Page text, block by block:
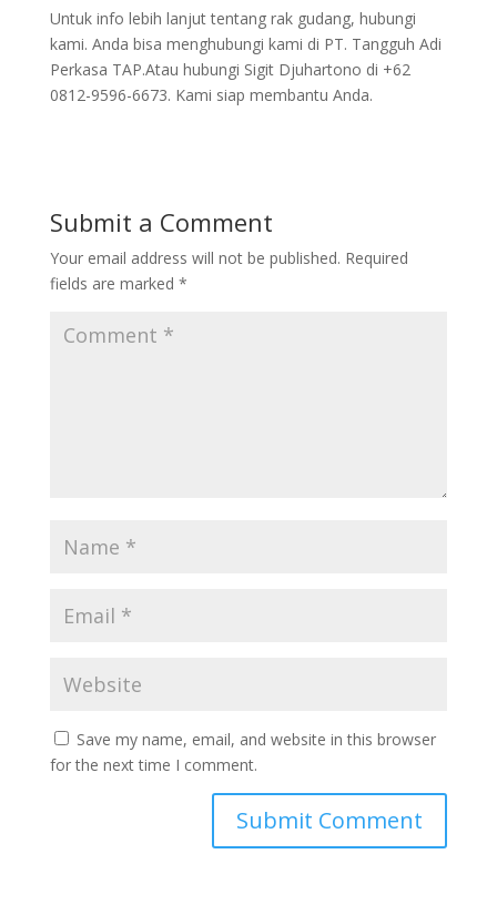
Untuk info lebih lanjut tentang rak gudang, hubungi
kami. Anda bisa menghubungi kami di PT. Tangguh Adi
Perkasa TAP.Atau hubungi Sigit Djuhartono di +62
0812-9596-6673. Kami siap membantu Anda.
Submit a Comment
Your email address will not be published. Required
fields are marked *
Save my name, email, and website in this browser
for the next time I comment.